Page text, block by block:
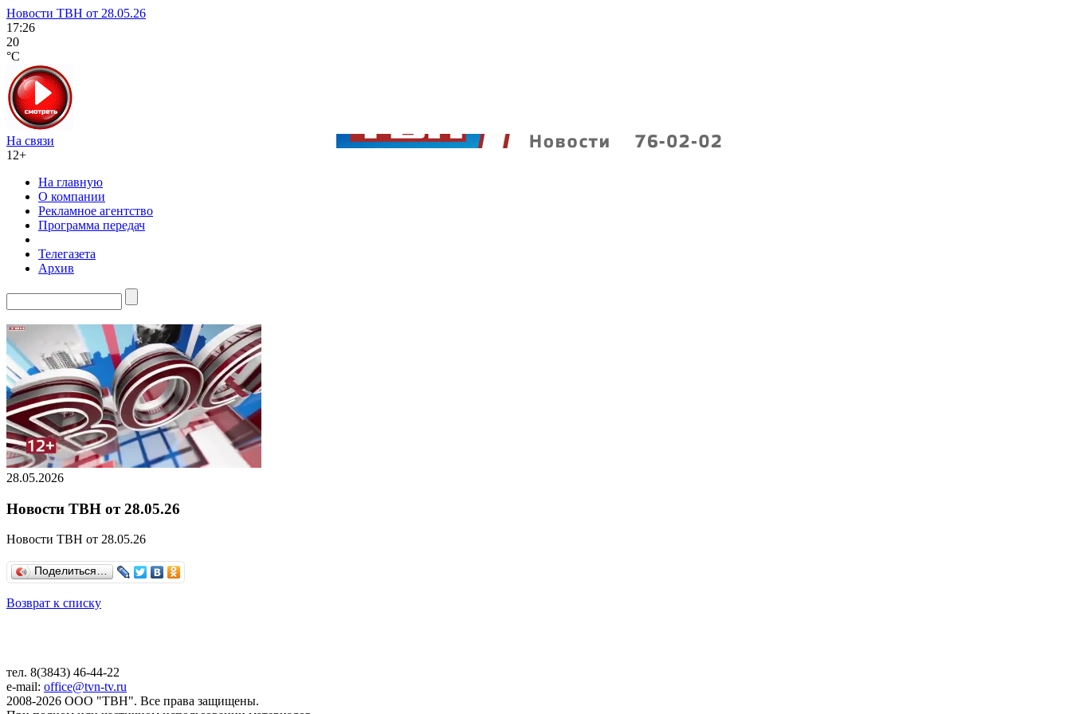
Новости ТВН от 28.05.26
17:26
20
°C
На связи
12+
На главную
О компании
Рекламное агентство
Программа передач
Телегазета
Архив
28.05.2026
Новости ТВН от 28.05.26
Новости ТВН от 28.05.26
Поделиться…
Возврат к списку
тел. 8(3843) 46-44-22
e-mail: office@tvn-tv.ru
2008-2026 ООО "ТВН". Все права защищены.